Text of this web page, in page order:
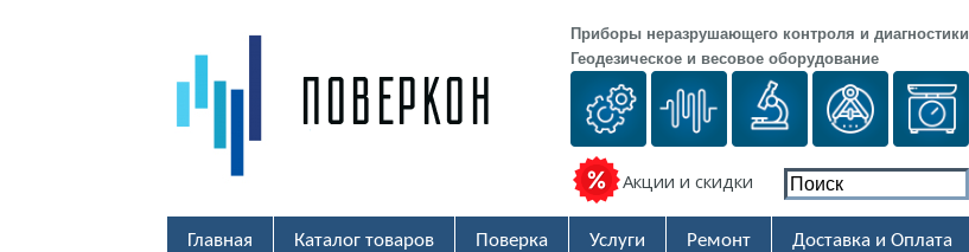
Приборы неразрушающего контроля и диагностики
Геодезическое и весовое оборудование
Акции и скидки
Главная Каталог товаров Поверка Услуги Ремонт Доставка и Оплата